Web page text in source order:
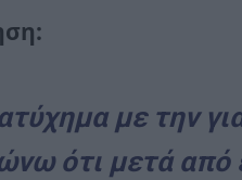
με την
ότι μετά από